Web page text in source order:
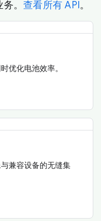
。 查看所有 API。
优化电池效率。
兼容设备的无缝集